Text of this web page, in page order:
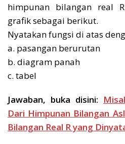
himpunan bilangan real
grafik sebagai berikut.
Nyatakan fungsi di atas
a. pasangan berurutan
b. diagram panah
c. tabel
Jawaban, buka disini:
Dari Himpunan Bilangan
Bilangan Real R yang